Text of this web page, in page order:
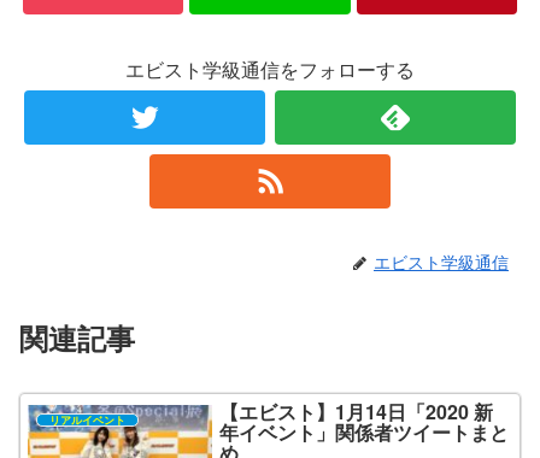
エビスト学級通信をフォローする
エビスト学級通信
関連記事
リアルイベント 【エビスト】1月14日「2020 新
年イベント」関係者ツイートまと
め